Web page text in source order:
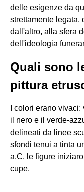
delle esigenze da
strettamente legata,
dall'altro, alla sfera
dell'ideologia
Quali sono
pittura
I colori erano
il nero e il verde-
delineati da linee
sfondi tenui a tinta
a.C. le figure
cupe.